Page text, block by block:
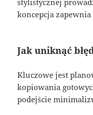
stylistycznej
koncepcja
Jak uniknąć
Kluczowe jest
kopiowania
podejście